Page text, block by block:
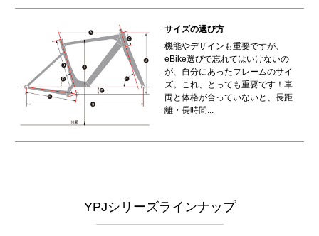
サイズの選び方
機能やデザインも重要ですが、
eBike選びで忘れてはいけないの
が、自分にあったフレームのサイ
ズ。これ、とっても重要です！車
両と体格が合っていないと、長距
離・長時間...
YPJシリーズラインナップ